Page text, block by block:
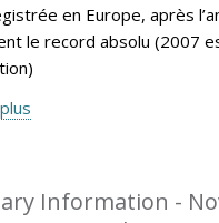
en Europe, après
le record absolu (2007
Information -